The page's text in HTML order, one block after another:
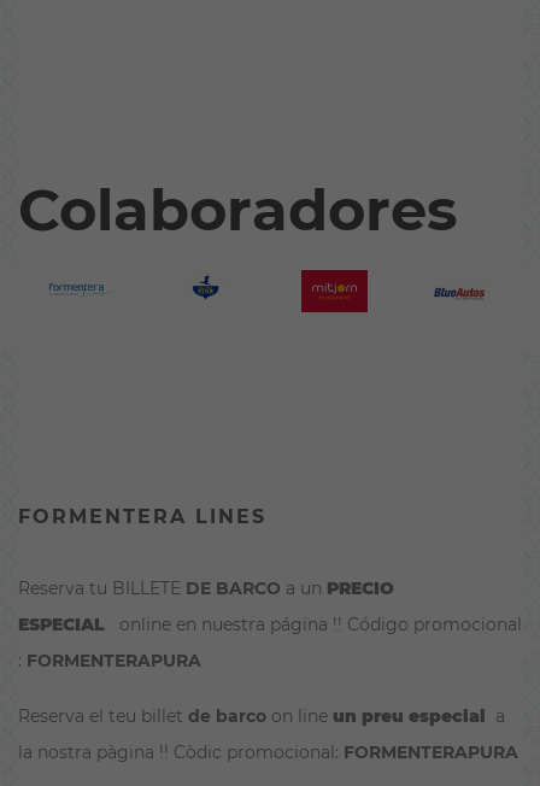
Colaboradores
FORMENTERA LINES
Reserva tu BILLETE DE BARCO a un PRECIO
ESPECIAL
online en nuestra página !! Código promocional
: FORMENTERAPURA
Reserva el teu billet de barco on line un preu especial a
la nostra pàgina !! Còdic promocional: FORMENTERAPURA